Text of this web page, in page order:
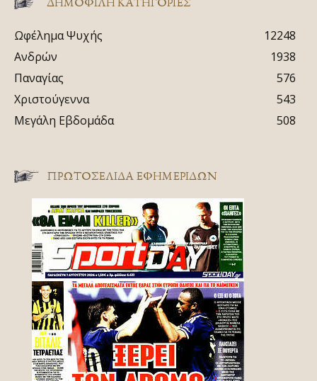
Ωφέλημα Ψυχής
12248
Ανδρών
1938
Παναγίας
576
Χριστούγεννα
543
Μεγάλη Εβδομάδα
508
ΠΡΩΤΟΣΈΛΙΔΑ ΕΦΗΜΕΡΊΔΩΝ